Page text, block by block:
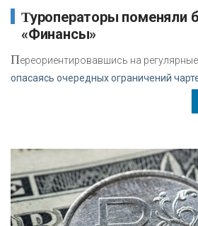
Туроператоры поменяли билеты -
«Финансы»
Переориентировавшись на
опасаясь очередных ограничений